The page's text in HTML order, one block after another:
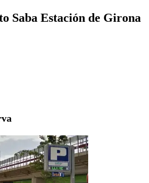
Saba Estación de Girona